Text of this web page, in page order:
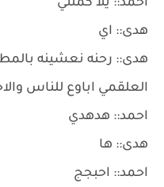
احمد:: يلا كملتي
هدى:: اي
هدى:: رحنه نعشينه
العلقمي اباوع للناس
احمد:: هدهدي
هدى:: ها
احمد:: احبجج